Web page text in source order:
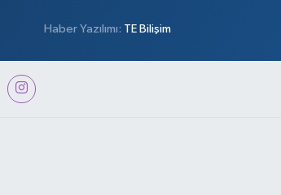
Haber Yazılımı: TE Bilişim